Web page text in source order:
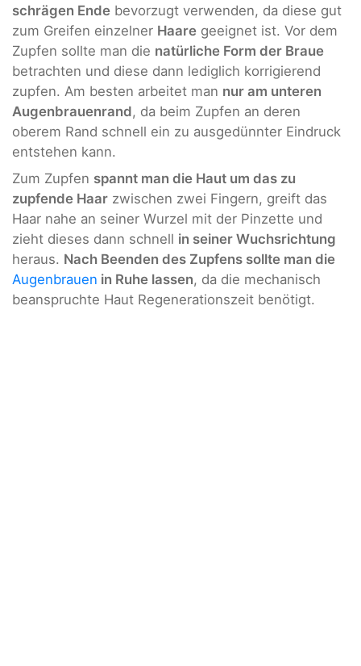
schrägen Ende bevorzugt verwenden, da diese gut
zum Greifen einzelner Haare geeignet ist. Vor dem
Zupfen sollte man die natürliche Form der Braue
betrachten und diese dann lediglich korrigierend
zupfen. Am besten arbeitet man nur am unteren
Augenbrauenrand, da beim Zupfen an deren
oberem Rand schnell ein zu ausgedünnter Eindruck
entstehen kann.
Zum Zupfen spannt man die Haut um das zu
zupfende Haar zwischen zwei Fingern, greift das
Haar nahe an seiner Wurzel mit der Pinzette und
zieht dieses dann schnell in seiner Wuchsrichtung
heraus. Nach Beenden des Zupfens sollte man die
Augenbrauen in Ruhe lassen, da die mechanisch
beanspruchte Haut Regenerationszeit benötigt.